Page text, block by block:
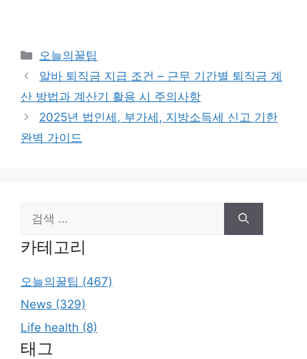
할 추억을 만들어보세요.
경복궁은 밤에 더욱 아름
화문의 모습을 감상할 수…
카
테
리
오늘의꿀팁
알바 퇴직금 지급 조건 – 근무 기간별 퇴직금 계
산 방법과 계산기 활용 시 주의사항
2025년 법인세, 부가세, 지방소득세 신고 기한
완벽 가이드
색:
카테고리
오늘의꿀팁 (467)
News (329)
Life health (8)
태그